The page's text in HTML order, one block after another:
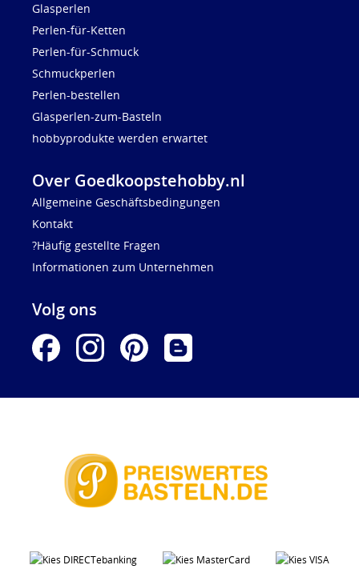
Glasperlen
Perlen-für-Ketten
Perlen-für-Schmuck
Schmuckperlen
Perlen-bestellen
Glasperlen-zum-Basteln
hobbyprodukte werden erwartet
Over Goedkoopstehobby.nl
Allgemeine Geschäftsbedingungen
Kontakt
?Häufig gestellte Fragen
Informationen zum Unternehmen
Volg ons